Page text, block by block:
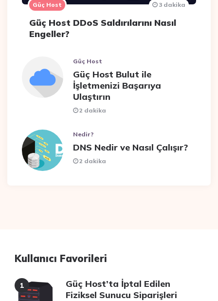
Güç Host
Güç Host DDoS Saldırılarını Nasıl
Engeller?
3 dakika
Güç Host
Güç Host Bulut ile
İşletmenizi Başarıya
Ulaştırın
2 dakika
Nedir?
DNS Nedir ve Nasıl Çalışır?
2 dakika
Kullanıcı Favorileri
Güç Host’ta İptal Edilen
Fiziksel Sunucu Siparişleri